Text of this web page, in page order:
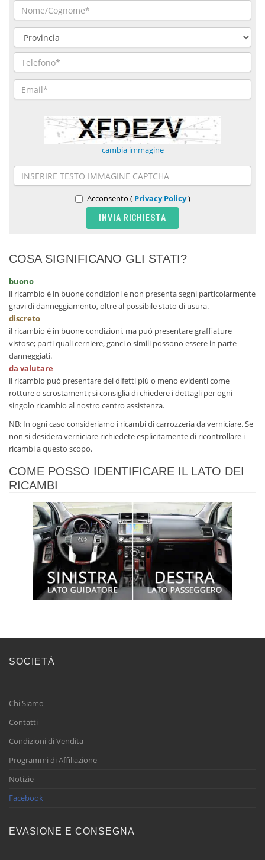
cambia immagine
Acconsento ( Privacy Policy)
COSA SIGNIFICANO GLI STATI?
buono
il ricambio è in buone condizioni e non presenta segni particolarmente
gravi di danneggiamento, oltre al possibile stato di usura.
discreto
il ricambio è in buone condizioni, ma può presentare graffiature
vistose; parti quali cerniere, ganci o simili possono essere in parte
danneggiati.
da valutare
il ricambio può presentare dei difetti più o meno evidenti come
rotture o scrostamenti; si consiglia di chiedere i dettagli per ogni
singolo ricambio al nostro centro assistenza.
NB: In ogni caso consideriamo i ricambi di carrozzeria da verniciare. Se
non si desidera verniciare richiedete esplicitamente di ricontrollare i
ricambi a questo scopo.
COME POSSO IDENTIFICARE IL LATO DEI
RICAMBI
SOCIETÀ
Chi Siamo
Contatti
Condizioni di Vendita
Programmi di Affiliazione
Notizie
Facebook
EVASIONE E CONSEGNA